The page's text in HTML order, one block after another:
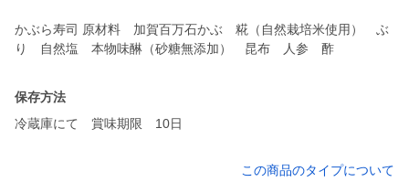
かぶら寿司 原材料 加賀百万石かぶ 糀（自然栽培米使用） ぶ
り 自然塩 本物味醂（砂糖無添加） 昆布 人参 酢
保存方法
冷蔵庫にて 賞味期限 10日
この商品のタイプについて